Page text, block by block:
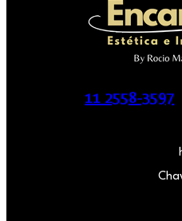
11 2558-3597